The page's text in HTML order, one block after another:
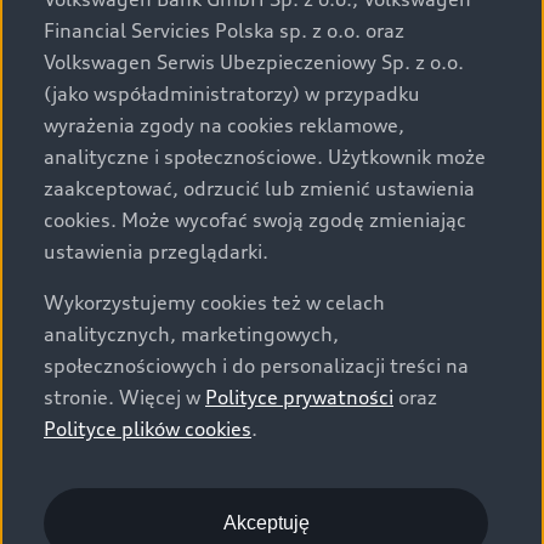
za dopłatą. Wiążące ustalenie ceny, wyposażenia i
specyfikacji pojazdu następują w umowie sprzedaży, a
określenie parametrów technicznych zawiera
świadectwo homologacji typu pojazdu. Zastrzegamy
sobie prawo do zmian i pomyłek. Wszelkie informacje
prezentowane na stronie są aktualne na dzień ich
zamieszczania. W celu uzyskania najnowszych
informacji prosimy kontaktować się z Partnerem Marki
Audi.
Wszystkie produkowane obecnie samochody marki Audi
są wykonywane z materiałów spełniających pod
względem możliwości odzysku i recyklingu wymagania
określone w normie ISO 22628 i są zgodne z
europejskimi świadectwami homologacji wydanymi wg
o.o. podlega obowiązkowi zapewnienia wszystkim
użytkownikom samochodów marki Volkswagen sieci
Financial Servicies Polska sp. z o.o. oraz
Volkswagen Serwis Ubezpieczeniowy Sp. z o.o.
(jako współadministratorzy) w przypadku
wyrażenia zgody na cookies reklamowe,
analityczne i społecznościowe. Użytkownik może
zaakceptować, odrzucić lub zmienić ustawienia
cookies. Może wycofać swoją zgodę zmieniając
ustawienia przeglądarki.
Wykorzystujemy cookies też w celach
analitycznych, marketingowych,
społecznościowych i do personalizacji treści na
stronie. Więcej w Polityce prywatności oraz
Polityce plików cookies.
Akceptuję